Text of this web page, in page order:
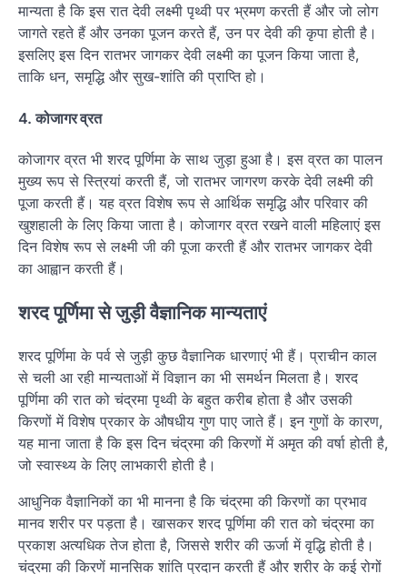
मान्यता है कि इस रात देवी लक्ष्मी पृथ्वी पर भ्रमण करती हैं और जो लोग
जागते रहते हैं और उनका पूजन करते हैं, उन पर देवी की कृपा होती है।
इसलिए इस दिन रातभर जागकर देवी लक्ष्मी का पूजन किया जाता है,
ताकि धन, समृद्धि और सुख-शांति की प्राप्ति हो।
4.कोजागर व्रत
कोजागर व्रत भी शरद पूर्णिमा के साथ जुड़ा हुआ है। इस व्रत का पालन
मुख्य रूप से स्त्रियां करती हैं, जो रातभर जागरण करके देवी लक्ष्मी की
पूजा करती हैं। यह व्रत विशेष रूप से आर्थिक समृद्धि और परिवार की
खुशहाली के लिए किया जाता है। कोजागर व्रत रखने वाली महिलाएं इस
दिन विशेष रूप से लक्ष्मी जी की पूजा करती हैं और रातभर जागकर देवी
का आह्वान करती हैं।
शरद पूर्णिमा से जुड़ी वैज्ञानिक मान्यताएं
शरद पूर्णिमा के पर्व से जुड़ी कुछ वैज्ञानिक धारणाएं भी हैं। प्राचीन काल
से चली आ रही मान्यताओं में विज्ञान का भी समर्थन मिलता है। शरद
पूर्णिमा की रात को चंद्रमा पृथ्वी के बहुत करीब होता है और उसकी
किरणों में विशेष प्रकार के औषधीय गुण पाए जाते हैं। इन गुणों के कारण,
यह माना जाता है कि इस दिन चंद्रमा की किरणों में अमृत की वर्षा होती है,
जो स्वास्थ्य के लिए लाभकारी होती है।
आधुनिक वैज्ञानिकों का भी मानना है कि चंद्रमा की किरणों का प्रभाव
मानव शरीर पर पड़ता है। खासकर शरद पूर्णिमा की रात को चंद्रमा का
प्रकाश अत्यधिक तेज होता है, जिससे शरीर की ऊर्जा में वृद्धि होती है।
चंद्रमा की किरणें मानसिक शांति प्रदान करती हैं और शरीर के कई रोगों